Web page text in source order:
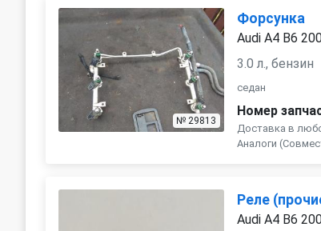
№ 29813
Форсунка
Audi A4 B6
3.0 л., бензин
седан
Номер
Доставка в
Аналоги
Реле
Audi A4 B6